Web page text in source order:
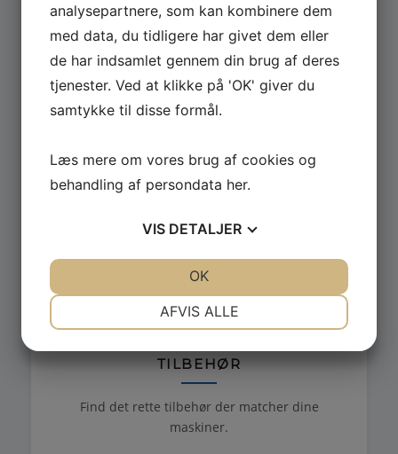
til professionelt brug.
GÅ TIL MASKINER ›
TILBEHØR
Find det rette tilbehør der matcher dine
maskiner.
analysepartnere, som kan kombinere dem
med data, du tidligere har givet dem eller
de har indsamlet gennem din brug af deres
tjenester. Ved at klikke på 'OK' giver du
samtykke til disse formål.
Læs mere om vores brug af cookies og
behandling af persondata her.
VIS DETALJER
NØDVENDIGE PRÆFERENCER
MARKETING
AFVIS ALLE
OK